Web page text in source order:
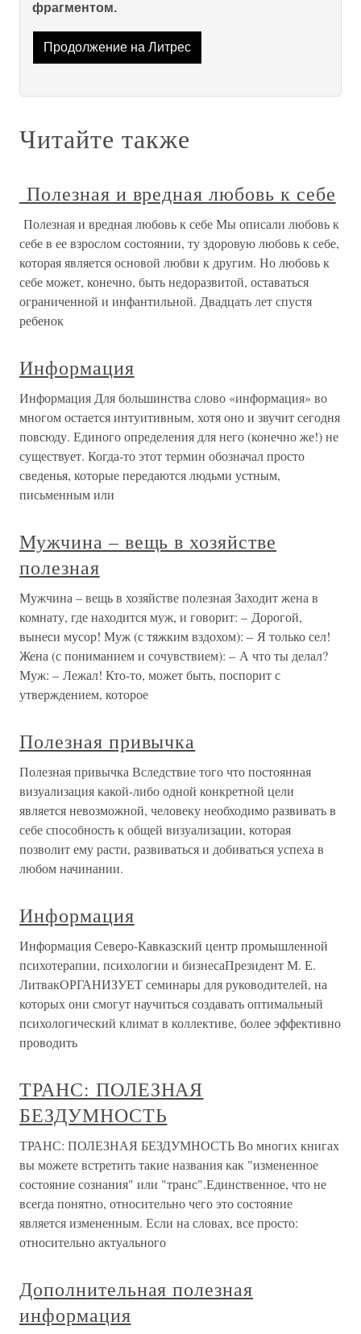
фрагментом.
Продолжение на Литрес
Читайте также
Полезная и вредная любовь к себе
Полезная и вредная любовь к себе Мы описали любовь к
себе в ее взрослом состоянии, ту здоровую любовь к себе,
которая является основой любви к другим. Но любовь к
себе может, конечно, быть недоразви­той, оставаться
ограниченной и инфантильной. Двадцать лет спустя
ребенок
Информация
Информация Для большинства слово «информация» во
многом остается интуитивным, хотя оно и звучит сегодня
повсюду. Единого определения для него (конечно же!) не
существует. Когда-то этот термин обозначал просто
сведенья, которые передаются людьми устным,
письменным или
Мужчина – вещь в хозяйстве
полезная
Мужчина – вещь в хозяйстве полезная Заходит жена в
комнату, где находится муж, и говорит: – Дорогой,
вынеси мусор! Муж (с тяжким вздохом): – Я только сел!
Жена (с пониманием и сочувствием): – А что ты делал?
Муж: – Лежал! Кто-то, может быть, поспорит с
утверждением, которое
Полезная привычка
Полезная привычка Вследствие того что постоянная
визуализация какой-либо одной конкретной цели
является невозможной, человеку необходимо развивать в
себе способность к общей визуализации, которая
позволит ему расти, развиваться и добиваться успеха в
любом начинании.
Информация
Информация Северо-Кавказский центр промышленной
психотерапии, психологии и бизнесаПрезидент М. Е.
ЛитвакОРГАНИЗУЕТ семинары для руководителей, на
которых они смогут научиться создавать оптимальный
психологический климат в коллективе, более эффективно
проводить
ТРАНС: ПОЛЕЗНАЯ
БЕЗДУМНОСТЬ
ТРАНС: ПОЛЕЗНАЯ БЕЗДУМНОСТЬ Во многих книгах
вы можете встретить такие названия как "измененное
состояние сознания" или "транс".Единственное, что не
всегда понятно, относительно чего это состояние
является измененным. Если на словах, все просто:
относительно актуального
Дополнительная полезная
информация